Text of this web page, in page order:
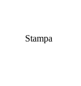
Stampa